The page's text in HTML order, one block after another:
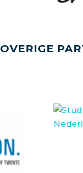
OVERIGE